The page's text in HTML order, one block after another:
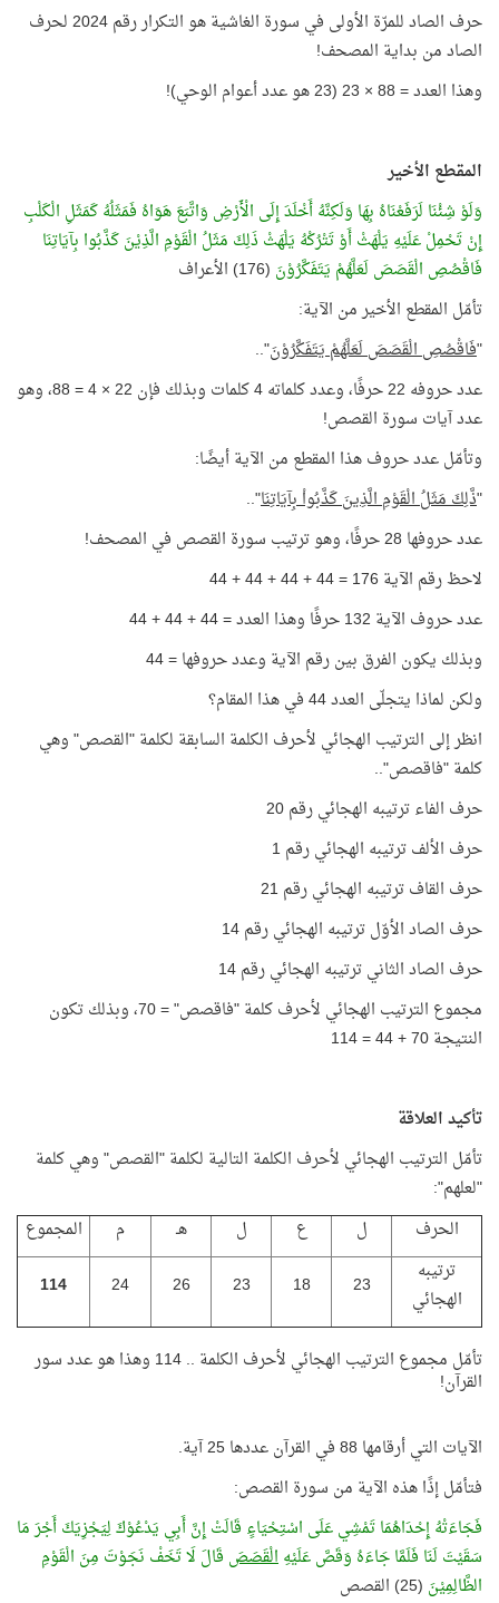
حرف الصاد للمرّة الأولى في سورة الغاشية هو التكرار رقم 2024 لحرف
الصاد من بداية المصحف!
وهذا العدد = 88 × 23 (23 هو عدد أعوام الوحي)!
المقطع الأخير
وَلَوْ شِئْنَا لَرَفَعْنَاهُ بِهَا وَلَكِنَّهُ أَخْلَدَ إِلَى الْأَرْضِ وَاتَّبَعَ هَوَاهُ فَمَثَلُهُ كَمَثَلِ الْكَلْبِ
إِنْ تَحْمِلْ عَلَيْهِ يَلْهَثْ أَوْ تَتْرُكْهُ يَلْهَثْ ذَلِكَ مَثَلُ الْقَوْمِ الَّذِيْنَ كَذَّبُوا بِآيَاتِنَا
فَاقْصُصِ الْقَصَصَ لَعَلَّهُمْ يَتَفَكَّرُوْنَ (176) الأعراف
تأمّل المقطع الأخير من الآية:
"فَاقْصُصِ الْقَصَصَ لَعَلَّهُمْ يَتَفَكَّرُوْنَ"..
عدد حروفه 22 حرفًا، وعدد كلماته 4 كلمات وبذلك فإن 22 × 4 = 88، وهو
عدد آيات سورة القصص!
وتأمّل عدد حروف هذا المقطع من الآية أيضًا:
"ذَّلِكَ مَثَلُ الْقَوْمِ الَّذِينَ كَذَّبُواْ بِآيَاتِنَا"..
عدد حروفها 28 حرفًا، وهو ترتيب سورة القصص في المصحف!
لاحظ رقم الآية 176 = 44 + 44 + 44 + 44
عدد حروف الآية 132 حرفًا وهذا العدد = 44 + 44 + 44
وبذلك يكون الفرق بين رقم الآية وعدد حروفها = 44
ولكن لماذا يتجلّى العدد 44 في هذا المقام؟
انظر إلى الترتيب الهجائي لأحرف الكلمة السابقة لكلمة "القصص" وهي
كلمة "فاقصص"..
حرف الفاء ترتيبه الهجائي رقم 20
حرف الألف ترتيبه الهجائي رقم 1
حرف القاف ترتيبه الهجائي رقم 21
حرف الصاد الأوّل ترتيبه الهجائي رقم 14
حرف الصاد الثاني ترتيبه الهجائي رقم 14
مجموع الترتيب الهجائي لأحرف كلمة "فاقصص" = 70، وبذلك تكون
النتيجة 70 + 44 = 114
تأكيد العلاقة
تأمّل الترتيب الهجائي لأحرف الكلمة التالية لكلمة "القصص" وهي كلمة
"لعلهم":
الحرف
ل ع ل هـ م
المجموع
ترتيبه
الهجائي
23
18
23
26
24
114
تأمّل مجموع الترتيب الهجائي لأحرف الكلمة .. 114 وهذا هو عدد سور
القرآن!
الآيات التي أرقامها 88 في القرآن عددها 25 آية.
فتأمّل إذًا هذه الآية من سورة القصص:
فَجَاءَتْهُ إِحْدَاهُمَا تَمْشِي عَلَى اسْتِحْيَاءٍ قَالَتْ إِنَّ أَبِي يَدْعُوْكَ لِيَجْزِيَكَ أَجْرَ مَا
سَقَيْتَ لَنَا فَلَمَّا جَاءَهُ وَقَصَّ عَلَيْهِالْقَصَصَ قَالَ لَا تَخَفْ نَجَوْتَ مِنَ الْقَوْمِ
الظَّالِمِيْنَ (25) القصص